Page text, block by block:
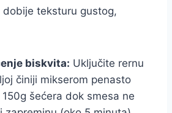
teksturu gustog,
biskvita: Uključite rernu
činiji mikserom penasto
šećera dok smesa ne